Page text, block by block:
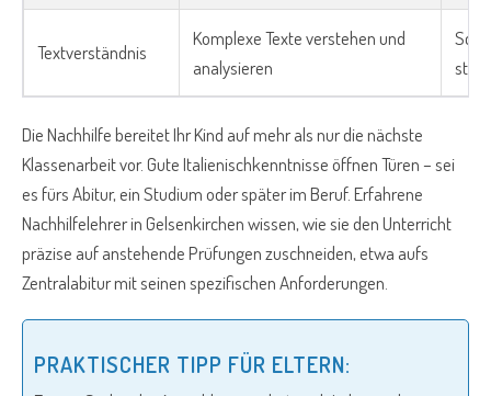
Textverständnis
Komplexe Texte verstehen und
analysieren
Die Nachhilfe bereitet Ihr Kind auf mehr als nur die nächste
Klassenarbeit vor. Gute Italienischkenntnisse öffnen Türen – sei
es fürs Abitur, ein Studium oder später im Beruf. Erfahrene
Nachhilfelehrer in Gelsenkirchen wissen, wie sie den Unterricht
präzise auf anstehende Prüfungen zuschneiden, etwa aufs
Zentralabitur mit seinen spezifischen Anforderungen.
PRAKTISCHER TIPP FÜR ELTERN: